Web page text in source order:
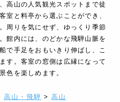
高山の人気観光スポットまで徒
室と料亭から選ぶことができ、
周りを気にせず、ゆっくり季節
館内には、のどかな飛騨山脈を
で手足をおもいきり伸ばし、こ
す。客室の窓側は広縁になって
色を楽しめます。
高山・飛騨 > 高山